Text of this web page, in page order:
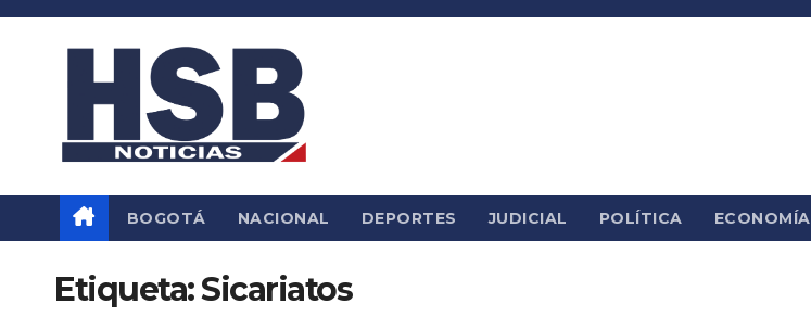
Saltar
BOGOTÁ NACIONAL DEPORTES JUDICIAL POLÍTICA ECONOMÍA
Etiqueta:Sicariatos